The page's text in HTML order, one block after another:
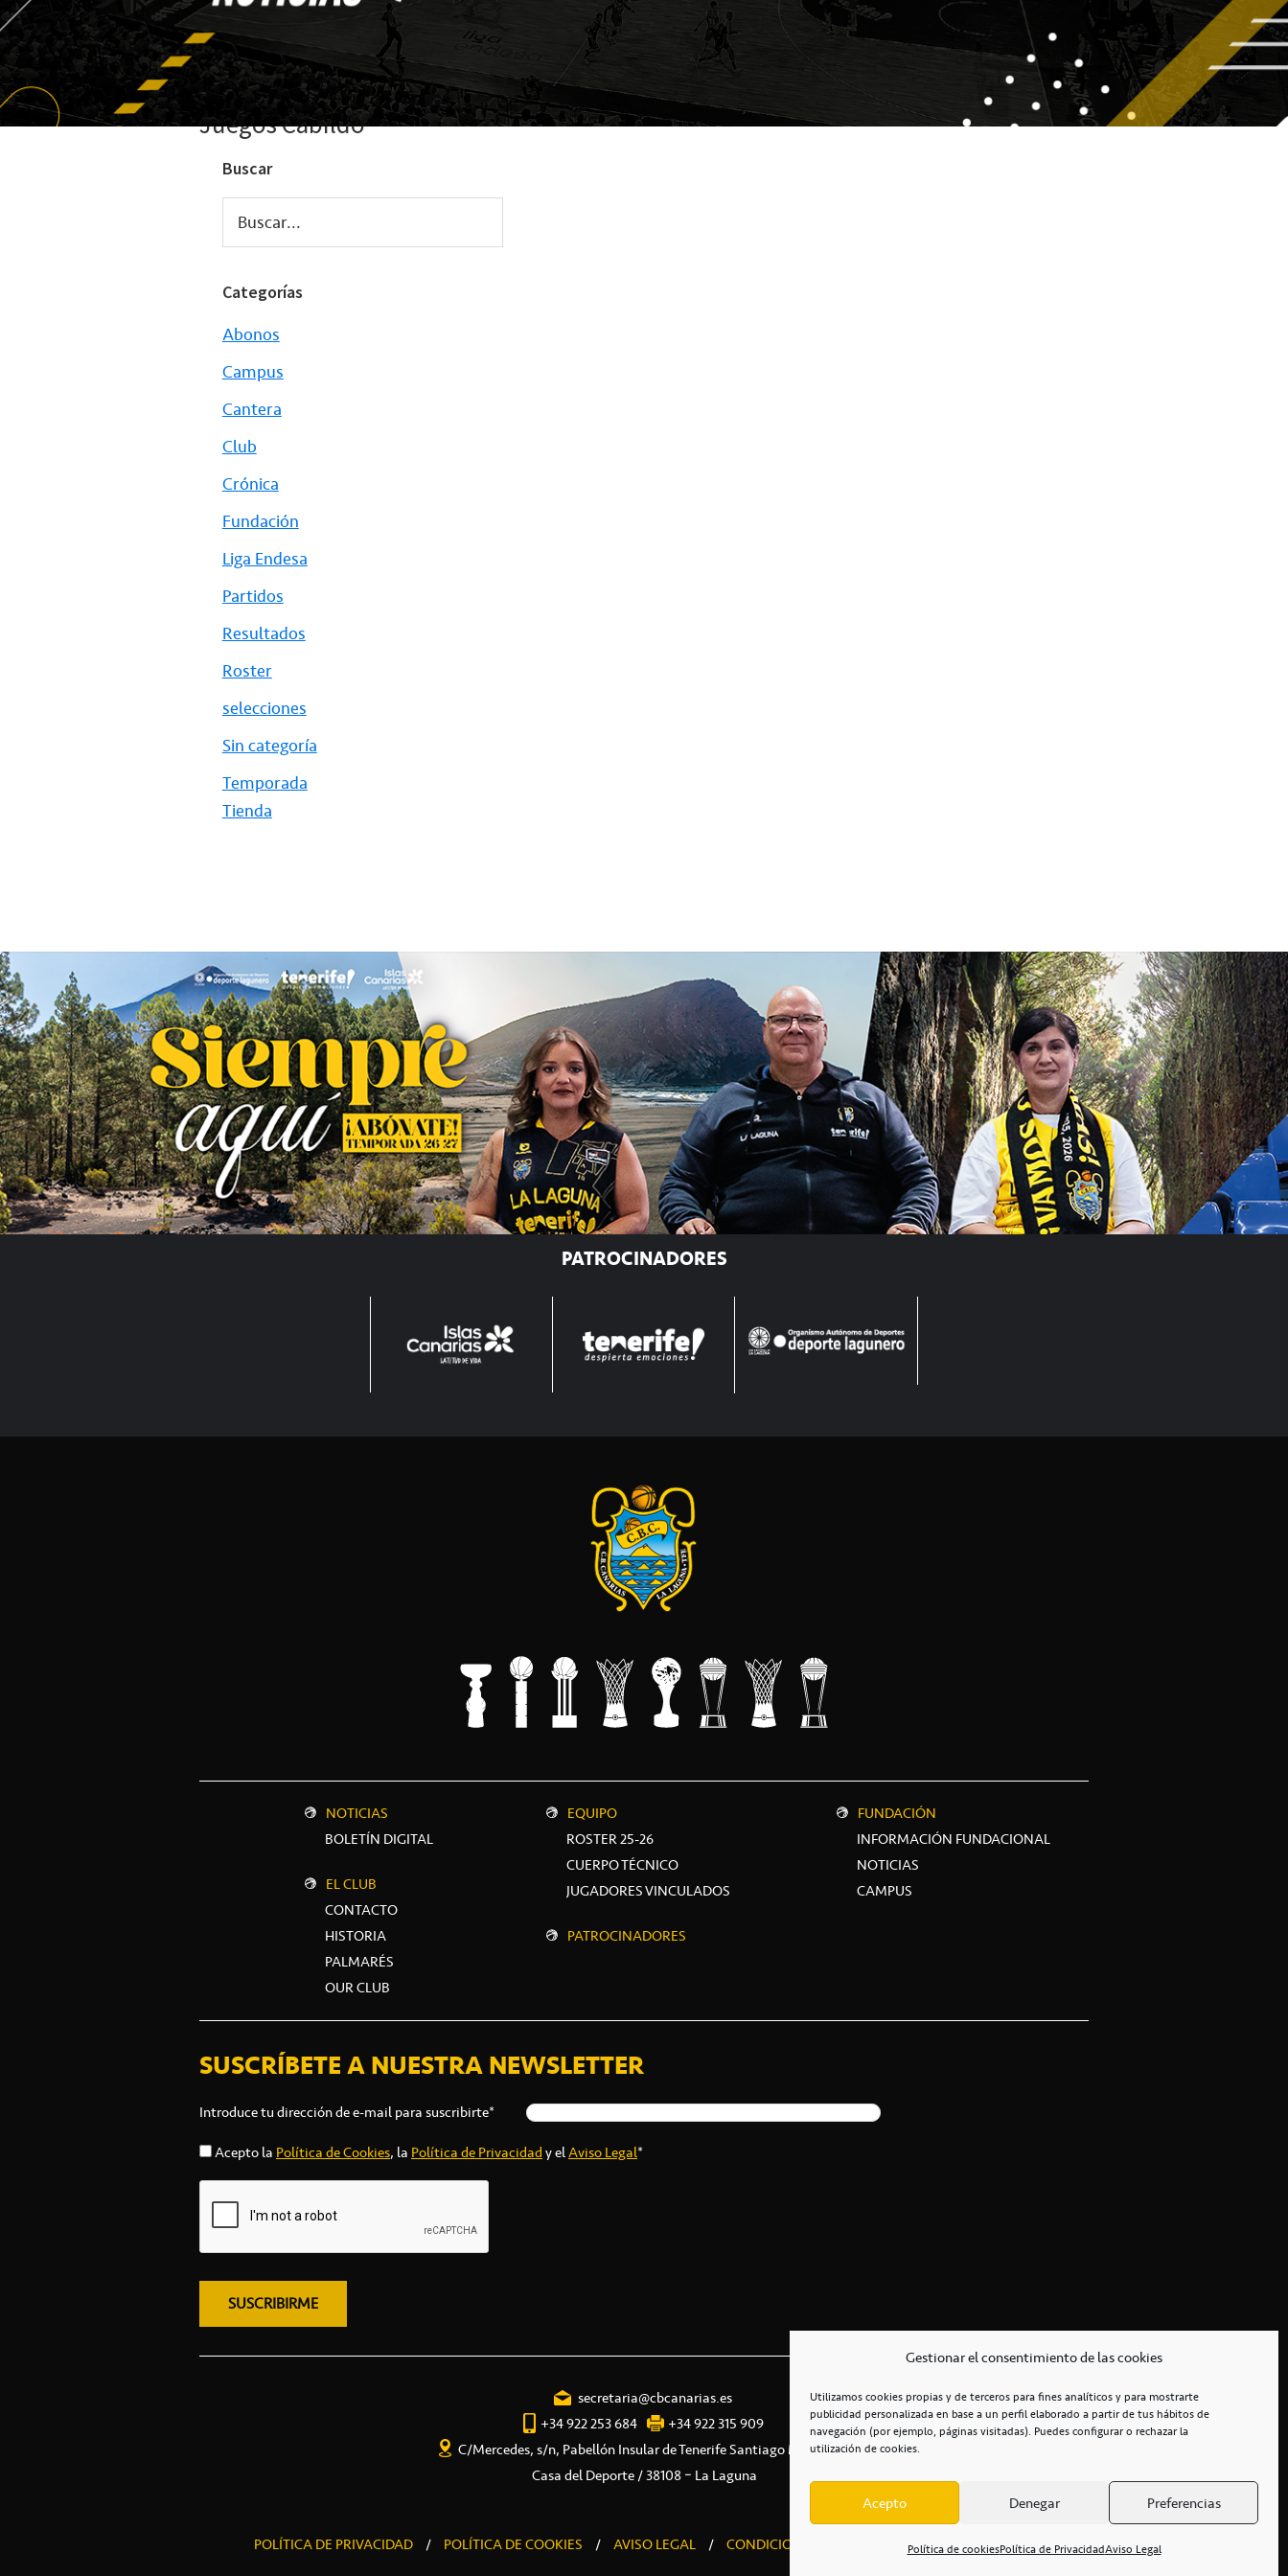
Gestionar el consentimiento de las cookies
Utilizamos cookies propias y de terceros para fines analíticos y para mostrarte
publicidad personalizada en base a un perfil elaborado a partir de tus hábitos de
navegación (por ejemplo, páginas visitadas). Puedes configurar o rechazar la
utilización de cookies.
Acepto Denegar Preferencias
Política de cookiesPolítica de PrivacidadAviso Legal
Juegos Cabildo
Buscar
Buscar...
Categorías
Abonos
Campus
Cantera
Club
Crónica
Fundación
Liga Endesa
Partidos
Resultados
Roster
selecciones
Sin categoría
Temporada
Tienda
PATROCINADORES
NOTICIAS
BOLETÍN DIGITAL
EL CLUB
CONTACTO
HISTORIA
PALMARÉS
OUR CLUB
EQUIPO
ROSTER 25-26
CUERPO TÉCNICO
JUGADORES VINCULADOS
PATROCINADORES
FUNDACIÓN
INFORMACIÓN FUNDACIONAL
NOTICIAS
CAMPUS
SUSCRÍBETE A NUESTRA NEWSLETTER
Introduce tu dirección de e-mail para suscribirte*
Acepto la Política de Cookies, la Política de Privacidady elAviso Legal*
secretaria@cbcanarias.es
+34 922 253 684
+34 922 315 909
C/Mercedes, s/n, Pabellón Insular de Tenerife Santiago Martín
Casa del Deporte / 38108 – La Laguna
POLÍTICA DE PRIVACIDAD / POLÍTICA DE COOKIES / AVISO LEGAL / CONDICIONES COMERCIALES / ACCESIBILIDAD